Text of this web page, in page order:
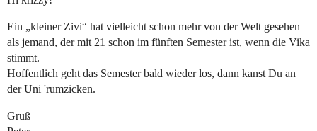
Ein „kleiner Zivi“ hat vielleicht schon mehr von der Welt gesehen
als jemand, der mit 21 schon im fünften Semester ist, wenn die Vika
stimmt.
Hoffentlich geht das Semester bald wieder los, dann kanst Du an
der Uni 'rumzicken.
Gruß